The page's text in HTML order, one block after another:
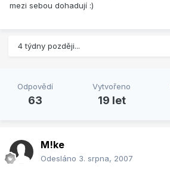
mezi sebou dohadují :)
4 týdny později...
Odpovědí
63
Vytvořeno
19 let
M!ke
Odesláno 3. srpna, 2007